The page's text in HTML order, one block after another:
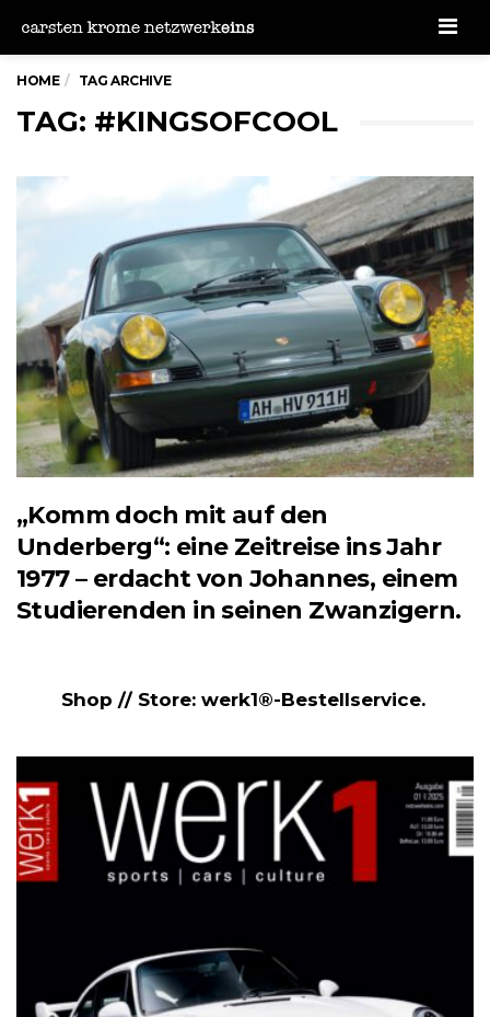
HOME TAG ARCHIVE
TAG: #KINGSOFCOOL
„Komm doch mit auf den
Underberg“: eine Zeitreise ins Jahr
1977 – erdacht von Johannes, einem
Studierenden in seinen Zwanzigern.
Shop // Store: werk1®-Bestellservice.